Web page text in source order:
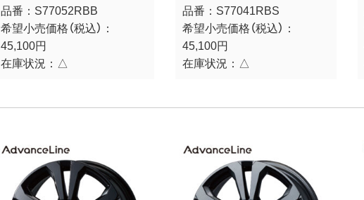
品番： S77052RBB
希望小売価格（税込）：
45,100円
在庫状況： △
品番： S77041RBS
希望小売価格（税込）：
45,100円
在庫状況： △